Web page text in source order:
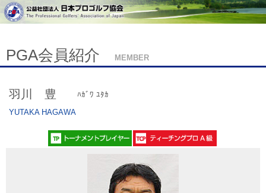
PGA会員紹介 MEMBER
羽川 豊
ﾊｶﾞﾜ ﾕﾀｶ
YUTAKA HAGAWA